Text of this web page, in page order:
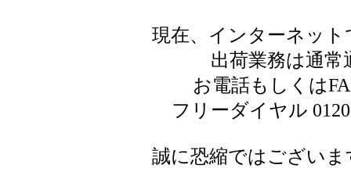
現在、インターネッ
出荷業務は通
お電話もしくは
フリーダイヤル
誠に恐縮ではござい